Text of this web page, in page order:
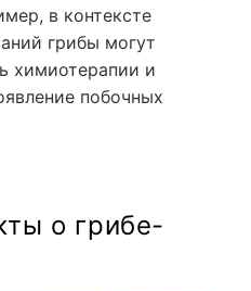
в контексте
грибы могут
химиотерапии и
побочных
о грибе-